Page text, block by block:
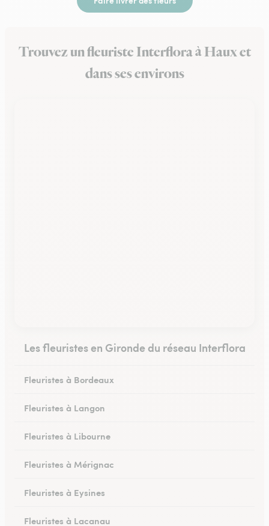
Trouvez un fleuriste Interflora à Haux et
dans ses environs
Les fleuristes en Gironde du réseau Interflora
Fleuristes à Bordeaux
Fleuristes à Langon
Fleuristes à Libourne
Fleuristes à Mérignac
Fleuristes à Eysines
Fleuristes à Lacanau